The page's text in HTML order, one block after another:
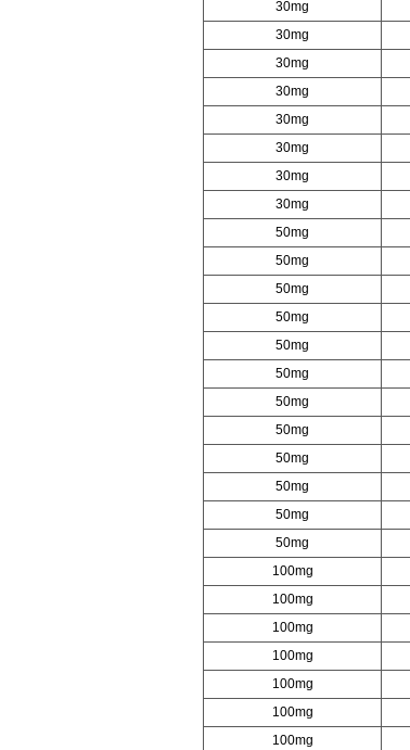
30mg
30mg
30mg
30mg
30mg
30mg
30mg
30mg
50mg
50mg
50mg
50mg
50mg
50mg
50mg
50mg
50mg
50mg
50mg
50mg
100mg
100mg
100mg
100mg
100mg
100mg
100mg